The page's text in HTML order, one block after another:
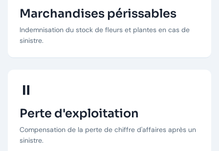
Marchandises périssables
Indemnisation du stock de fleurs et plantes en cas de
sinistre.
⏸️
Perte d'exploitation
Compensation de la perte de chiffre d'affaires après un
sinistre.